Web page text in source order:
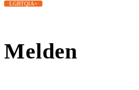
LGBTQIA+
Melden